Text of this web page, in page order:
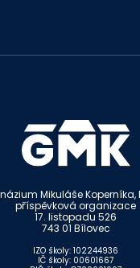
Mikuláše Koperníka,
příspěvková organizace
17. listopadu 526
743 01 Bílovec
IZO školy: 102244936
IČ školy: 00601667